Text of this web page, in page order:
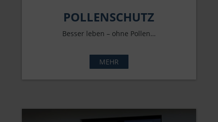
POLLENSCHUTZ
Besser leben – ohne Pollen…
MEHR